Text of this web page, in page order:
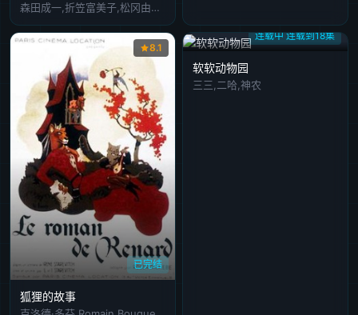
森田成一,折笠富美子,松冈由贵,安元洋贵,杉山纪彰,高木涉,伊藤健太郎,三木真一郎
已完结
8.1
狐狸的故事
连载中 连载到18集
软软动物园
三三,二哈,神农